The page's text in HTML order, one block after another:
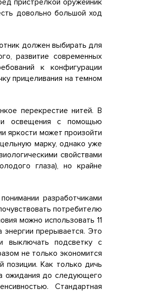
пристрелкой оружейник
довольно большой ход
должен выбирать для
развитие современных
к конфигурации
прицеливания на темном
перекрестие нитей. В
освещения с помощью
яркости может произойти
марку, однако уже
свойствами
глаза), но крайне
разработчиками
потребителю
можно использовать 11
прерывается. Это
выключать подсветку с
не только экономится
позиции. Как только дичь
ожидания до следующего
Стандартная